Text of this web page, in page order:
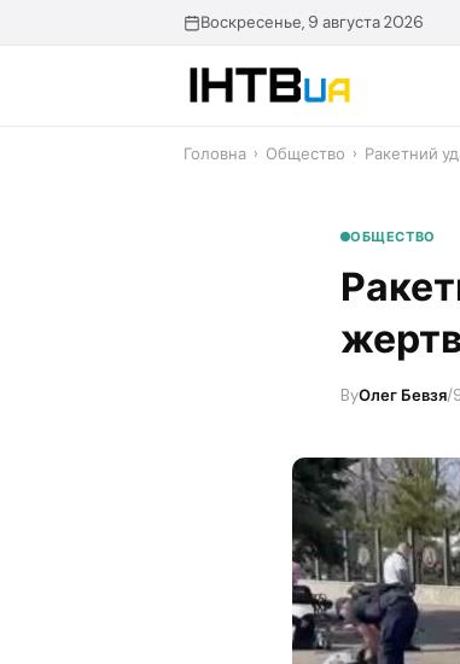
Воскресенье, 9 августа 2026
Головна › Общество › Ракетний
ОБЩЕСТВО
ByОлег Бевзя/